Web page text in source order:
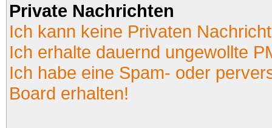
Private Nachrichten
Ich kann keine Privaten
Ich erhalte dauernd ungewollte
Ich habe eine Spam- oder
Board erhalten!